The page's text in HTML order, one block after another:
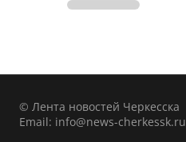
© Лента новостей Черкесска
Email: info@news-cherkessk.ru